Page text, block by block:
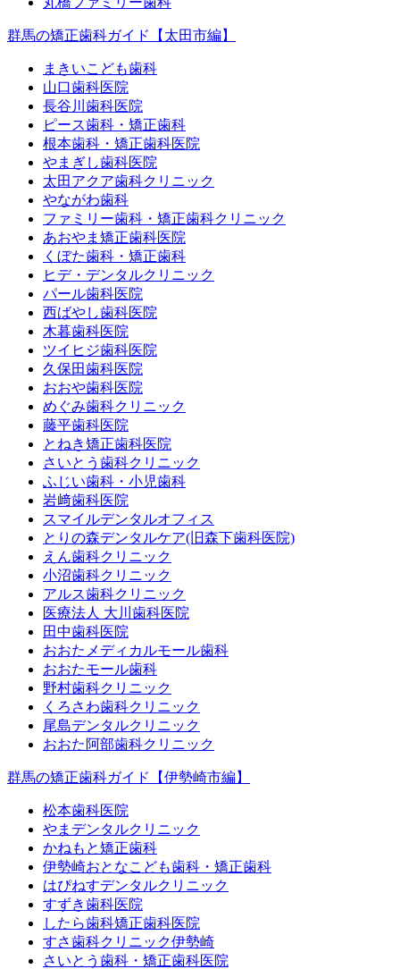
群馬の矯正歯科ガイド【太田市編】
まきいこども歯科
山口歯科医院
長谷川歯科医院
ピース歯科・矯正歯科
根本歯科・矯正歯科医院
やまぎし歯科医院
太田アクア歯科クリニック
やながわ歯科
ファミリー歯科・矯正歯科クリニック
あおやま矯正歯科医院
くぼた歯科・矯正歯科
ヒデ・デンタルクリニック
パール歯科医院
西ばやし歯科医院
木暮歯科医院
ツイヒジ歯科医院
久保田歯科医院
おおや歯科医院
めぐみ歯科クリニック
藤平歯科医院
とねき矯正歯科医院
さいとう歯科クリニック
ふじい歯科・小児歯科
岩﨑歯科医院
スマイルデンタルオフィス
とりの森デンタルケア(旧森下歯科医院)
えん歯科クリニック
小沼歯科クリニック
アルス歯科クリニック
医療法人 大川歯科医院
田中歯科医院
おおたメディカルモール歯科
おおたモール歯科
野村歯科クリニック
くろさわ歯科クリニック
尾島デンタルクリニック
おおた阿部歯科クリニック
群馬の矯正歯科ガイド【伊勢崎市編】
松本歯科医院
やまデンタルクリニック
かねもと矯正歯科
伊勢崎おとなこども歯科・矯正歯科
はぴねすデンタルクリニック
すずき歯科医院
したら歯科矯正歯科医院
すさ歯科クリニック伊勢崎
さいとう歯科・矯正歯科医院